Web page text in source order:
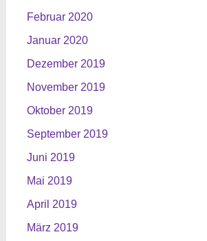
Februar 2020
Januar 2020
Dezember 2019
November 2019
Oktober 2019
September 2019
Juni 2019
Mai 2019
April 2019
März 2019